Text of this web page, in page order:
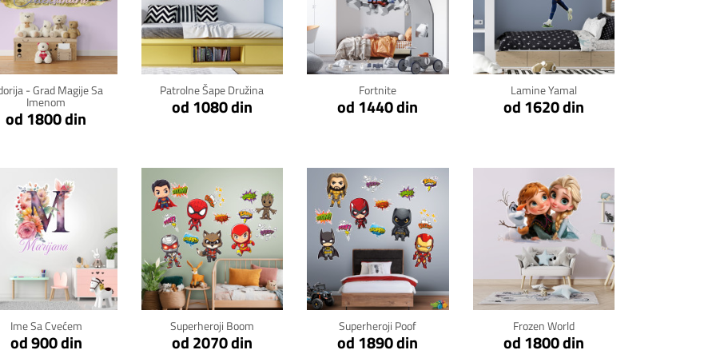
- Grad Magije Sa
Imenom
od 1800 din
Klikni za detalje
Patrolne Šape Družina
od 1080 din
Klikni za detalje
Fortnite
od 1440 din
Klikni za detalje
Lamine Yamal
od 1620 din
Klikni za detalje
Ime Sa Cvećem
od 900 din
Klikni za detalje
Superheroji Boom
od 2070 din
Klikni za detalje
Superheroji Poof
od 1890 din
Klikni za detalje
Frozen World
od 1800 din
Klikni za detalje